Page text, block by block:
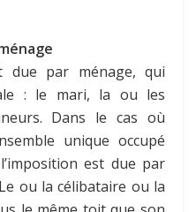
due par ménage, qui
: le mari, la ou les
Dans le cas où
unique occupé
est due par
ou la célibataire ou la